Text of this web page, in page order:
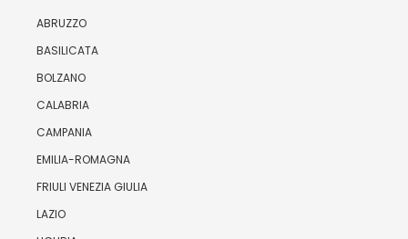
ABRUZZO
BASILICATA
BOLZANO
CALABRIA
CAMPANIA
EMILIA-ROMAGNA
FRIULI VENEZIA GIULIA
LAZIO